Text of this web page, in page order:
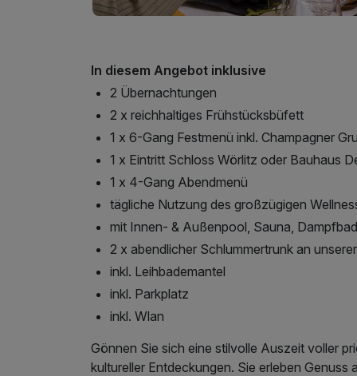
In diesem Angebot inklusive
2 Übernachtungen
2 x reichhaltiges Frühstücksbüfett
1 x 6-Gang Festmenü inkl. Champagner
1 x Eintritt Schloss Wörlitz oder Bauhaus
1 x 4-Gang Abendmenü
tägliche Nutzung des großzügigen
mit Innen- & Außenpool, Sauna,
2 x abendlicher Schlummertrunk an
inkl. Leihbademantel
inkl. Parkplatz
inkl. Wlan
Gönnen Sie sich eine stilvolle Auszeit voller
kultureller Entdeckungen. Sie erleben